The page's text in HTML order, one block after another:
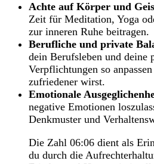
Achte auf Körper und
Zeit für Meditation, Yoga
zur inneren Ruhe beitragen.
Berufliche und private
dein Berufsleben und deine
Verpflichtungen so
zufriedener wirst.
Emotionale
negative Emotionen
Denkmuster und
Die Zahl 06:06 dient als
du durch die